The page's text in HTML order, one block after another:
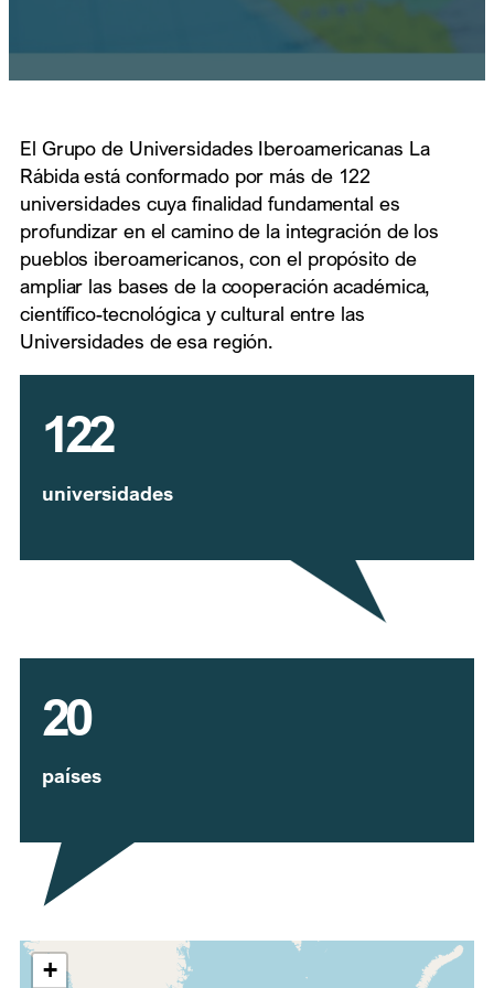
El Grupo de Universidades Iberoamericanas La
Rábida está conformado por más de 122
universidades cuya finalidad fundamental es
profundizar en el camino de la integración de los
pueblos iberoamericanos, con el propósito de
ampliar las bases de la cooperación académica,
científico-tecnológica y cultural entre las
Universidades de esa región.
122
universidades
20
países
+
Expandir mapa